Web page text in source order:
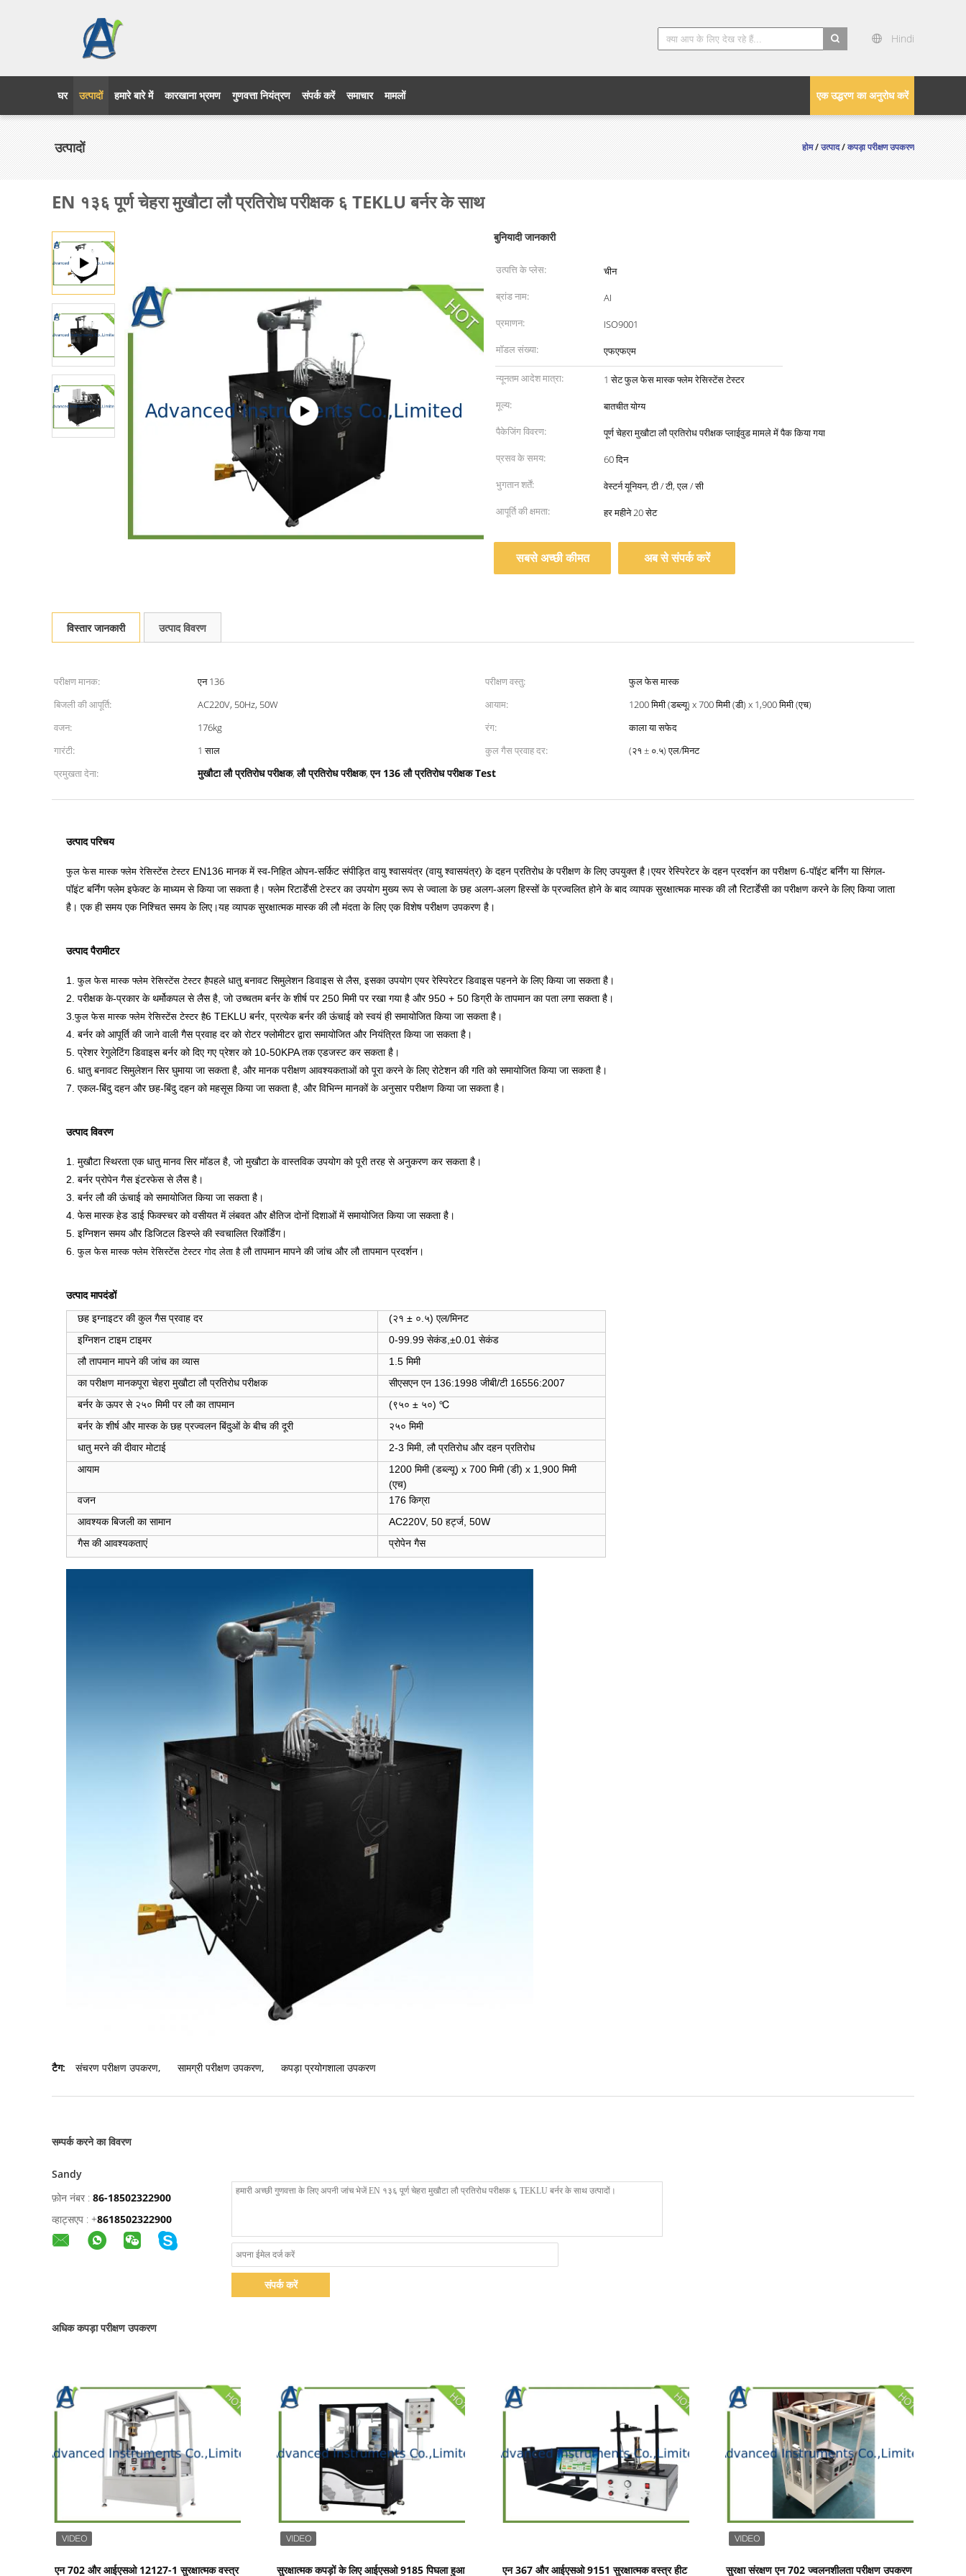
Hindi
एक उद्धरण का अनुरोध करें
घर उत्पादों हमारे बारे में कारखाना भ्रमण गुणवत्ता नियंत्रण संपर्क करें समाचार मामलों
उत्पादों होम/उत्पाद/कपड़ा परीक्षण उपकरण
EN १३६ पूर्ण चेहरा मुखौटा लौ प्रतिरोध परीक्षक ६ TEKLU बर्नर के साथ
बुनियादी जानकारी
उत्पत्ति के प्लेस:
चीन
ब्रांड नाम:
AI
प्रमाणन:
ISO9001
मॉडल संख्या:
एफएफएम
न्यूनतम आदेश मात्रा:
1 सेट फुल फेस मास्क फ्लेम रेसिस्टेंस टेस्टर
मूल्य:
बातचीत योग्य
पैकेजिंग विवरण:
पूर्ण चेहरा मुखौटा लौ प्रतिरोध परीक्षक प्लाईवुड मामले में पैक किया गया
प्रसव के समय:
60 दिन
भुगतान शर्तें:
वेस्टर्न यूनियन, टी / टी, एल / सी
आपूर्ति की क्षमता:
हर महीने 20 सेट
सबसे अच्छी कीमत अब से संपर्क करें
विस्तार जानकारी उत्पाद विवरण
परीक्षण मानक: एन 136 परीक्षण वस्तु:
फुल फेस मास्क
बिजली की आपूर्ति:
AC220V, 50Hz, 50W आयाम:
1200 मिमी (डब्ल्यू) x 700 मिमी (डी) x 1,900 मिमी (एच)
वजन:
176kg रंग:
काला या सफेद
गारंटी:
1 साल कुल गैस प्रवाह दर:
(२१ ± ०.५) एल/मिनट
प्रमुखता देना:
मुखौटा लौ प्रतिरोध परीक्षक,लौ प्रतिरोध परीक्षक,एन 136 लौ प्रतिरोध परीक्षक Test
उत्पादपरिचय
फुल फेस मास्क फ्लेम रेसिस्टेंस टेस्टर EN136 मानक में स्व-निहित ओपन-सर्किट संपीड़ित वायु श्वासयंत्र (वायु श्वासयंत्र) के दहन प्रतिरोध के परीक्षण के लिए उपयुक्त है।एयर रेस्पिरेटर के दहन प्रदर्शन का परीक्षण 6-पॉइंट बर्निंग या सिंगल-
पॉइंट बर्निंग फ्लेम इफेक्ट के माध्यम से किया जा सकता है। फ्लेम रिटार्डेंसी टेस्टर का उपयोग मुख्य रूप से ज्वाला के छह अलग-अलग हिस्सों के प्रज्वलित होने के बाद व्यापक सुरक्षात्मक मास्क की लौ रिटार्डेंसी का परीक्षण करने के लिए किया जाता
है। एक ही समय एक निश्चित समय के लिए।यह व्यापक सुरक्षात्मक मास्क की लौ मंदता के लिए एक विशेष परीक्षण उपकरण है।
उत्पाद पैरामीटर
1.फुल फेस मास्क फ्लेम रेसिस्टेंस टेस्टर हैपहले धातु बनावट सिमुलेशन डिवाइस से लैस, इसका उपयोग एयर रेस्पिरेटर डिवाइस पहनने के लिए किया जा सकता है।
2. परीक्षक के-प्रकार के थर्मोकपल से लैस है, जो उच्चतम बर्नर के शीर्ष पर 250 मिमी पर रखा गया है और 950 + 50 डिग्री के तापमान का पता लगा सकता है।
3.फुल फेस मास्क फ्लेम रेसिस्टेंस टेस्टर है6 TEKLU बर्नर, प्रत्येक बर्नर की ऊंचाई को स्वयं ही समायोजित किया जा सकता है।
4. बर्नर को आपूर्ति की जाने वाली गैस प्रवाह दर को रोटर फ्लोमीटर द्वारा समायोजित और नियंत्रित किया जा सकता है।
5. प्रेशर रेगुलेटिंग डिवाइस बर्नर को दिए गए प्रेशर को 10-50KPA तक एडजस्ट कर सकता है।
6. धातु बनावट सिमुलेशन सिर घुमाया जा सकता है, और मानक परीक्षण आवश्यकताओं को पूरा करने के लिए रोटेशन की गति को समायोजित किया जा सकता है।
7. एकल-बिंदु दहन और छह-बिंदु दहन को महसूस किया जा सकता है, और विभिन्न मानकों के अनुसार परीक्षण किया जा सकता है।
उत्पाद विवरण
1. मुखौटा स्थिरता एक धातु मानव सिर मॉडल है, जो मुखौटा के वास्तविक उपयोग को पूरी तरह से अनुकरण कर सकता है।
2. बर्नर प्रोपेन गैस इंटरफेस से लैस है।
3. बर्नर लौ की ऊंचाई को समायोजित किया जा सकता है।
4. फेस मास्क हेड डाई फिक्स्चर को वसीयत में लंबवत और क्षैतिज दोनों दिशाओं में समायोजित किया जा सकता है।
5. इग्निशन समय और डिजिटल डिस्प्ले की स्वचालित रिकॉर्डिंग।
6.फुल फेस मास्क फ्लेम रेसिस्टेंस टेस्टर गोद लेता हैलौ तापमान मापने की जांच और लौ तापमान प्रदर्शन।
उत्पादमापदंडों
छह इग्नाइटर की कुल गैस प्रवाह दर
(२१ ± ०.५) एल/मिनट
इग्निशन टाइम टाइमर
0-99.99 सेकंड, ±0.01 सेकंड
लौ तापमान मापने की जांच का व्यास
1.5 मिमी
का परीक्षण मानकपूरा चेहरा मुखौटा लौ प्रतिरोध परीक्षक
सीएसएन एन 136:1998 जीबी/टी 16556:2007
बर्नर के ऊपर से २५० मिमी पर लौ का तापमान
(९५० ± ५०) ℃
बर्नर के शीर्ष और मास्क के छह प्रज्वलन बिंदुओं के बीच की दूरी
२५० मिमी
धातु मरने की दीवार मोटाई
2-3 मिमी, लौ प्रतिरोध और दहन प्रतिरोध
आयाम
1200 मिमी (डब्ल्यू) x 700 मिमी (डी) x 1,900 मिमी
(एच)
वजन
176 किग्रा
आवश्यक बिजली का सामान
AC220V, 50 हर्ट्ज, 50W
गैस की आवश्यकताएं
प्रोपेन गैस
टैग: संचरण परीक्षण उपकरण, सामग्री परीक्षण उपकरण, कपड़ा प्रयोगशाला उपकरण
सम्पर्क करने का विवरण
Sandy
फ़ोन नंबर : 86-18502322900
व्हाट्सएप : +8618502322900
संपर्क करें
अधिक कपड़ा परीक्षण उपकरण
प्रदर्शन का विवरण
एन 702 और आईएसओ 12127-1 सुरक्षात्मक वस्त्र
प्रदर्शन का विवरण
सुरक्षात्मक कपड़ों के लिए आईएसओ 9185 पिघला हुआ
प्रदर्शन का विवरण
एन 367 और आईएसओ 9151 सुरक्षात्मक वस्त्र हीट
प्रदर्शन का विवरण
सुरक्षा संरक्षण एन 702 ज्वलनशीलता परीक्षण उपकरण